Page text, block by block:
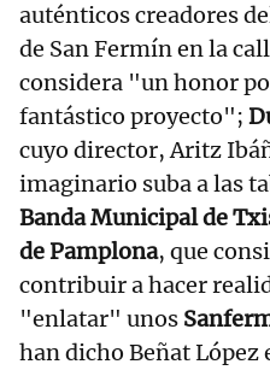
auténticos creadores
de San Fermín en la
considera "un honor
fantástico proyecto";
cuyo director, Aritz
imaginario suba a las
Banda Municipal de
de Pamplona, que
contribuir a hacer
"enlatar" unos
han dicho Beñat López